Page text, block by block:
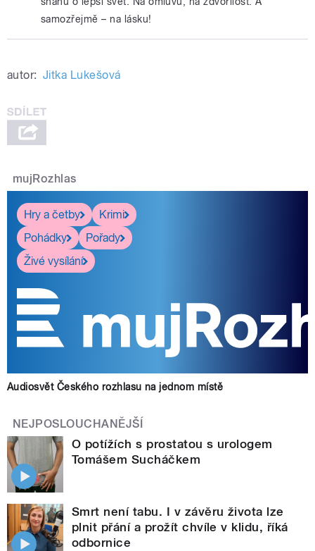
samozřejmě – na lásku!
autor: Jitka Lukešová
mujRozhlas
Hry a četby
Krimi
Pohádky
Pořady
Živé vysílání
Audiosvět Českého rozhlasu na jednom místě
NEJPOSLOUCHANĚJŠÍ
O potížích s prostatou s urologem
Tomášem Sucháčkem
Smrt není tabu. I v závěru života lze
plnit přání a prožít chvíle v klidu, říká
odbornice